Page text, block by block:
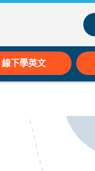
線下學英文